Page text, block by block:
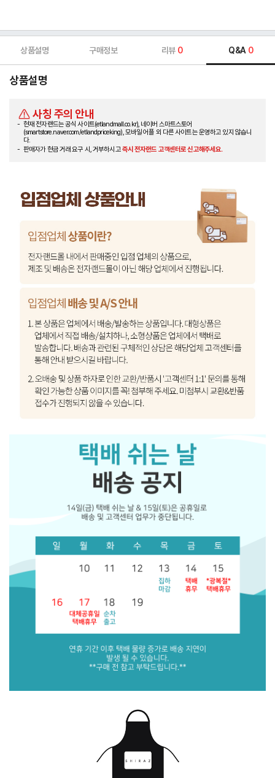
상품설명 구매정보 리뷰 0 Q&A 0
상품설명
사칭 주의 안내
현재 전자랜드는 공식 사이트(etlandmall.co.kr), 네이버 스마트스토어
(smartstore.naver.com/etlandpriceking), 모바일 어플 외 다른 사이트는 운영하고 있지 않습니
다.
판매자가 현금 거래 요구 시, 거부하시고즉시 전자랜드 고객센터로 신고해주세요.